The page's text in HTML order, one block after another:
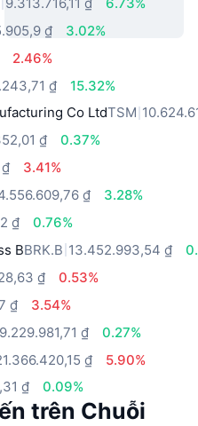
₫
3.02%
2.46%
₫
15.32%
Co LtdTSM
₫
0.37%
3.41%
₫
3.28%
₫
0.76%
BBRK.B 13.452.993,54 ₫
₫
0.53%
₫
3.54%
9.229.981,71 ₫
0.27%
₫
5.90%
₫ 0.09%
trên Chuỗi